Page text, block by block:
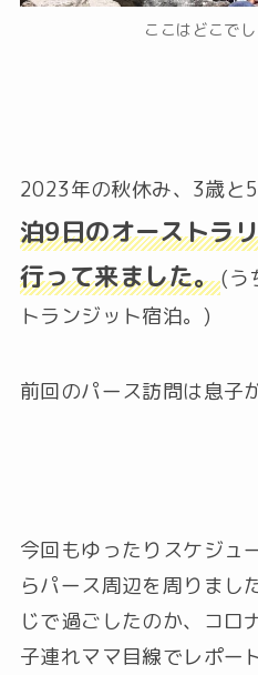
ここはどこで
2023年の秋休み、3歳と
泊9日のオーストラ
行って来ました。(う
トランジット宿泊。)
前回のパース訪問は息子
今回もゆったりスケジュ
らパース周辺を周りまし
じで過ごしたのか、コロ
子連れママ目線でレポート